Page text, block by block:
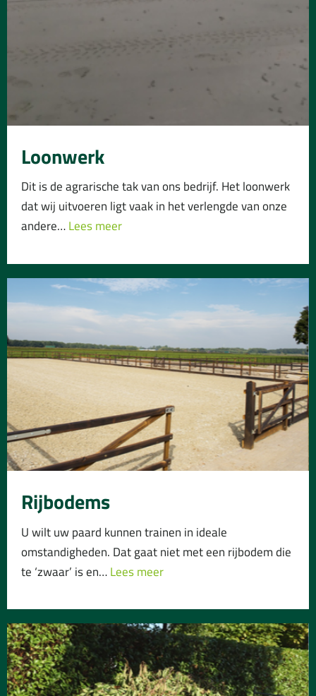
Loonwerk
Dit is de agrarische tak van ons bedrijf. Het loonwerk
dat wij uitvoeren ligt vaak in het verlengde van onze
andere…Lees meer
Rijbodems
U wilt uw paard kunnen trainen in ideale
omstandigheden. Dat gaat niet met een rijbodem die
te ‘zwaar’ is en…Lees meer